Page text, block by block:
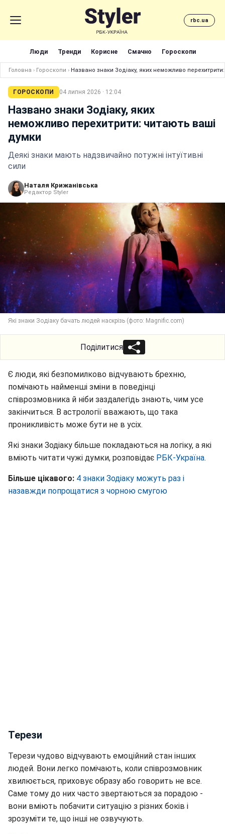
rbc.ua
Люди Тренди Корисне Смачно Гороскопи
Головна › Гороскопи › Названо знаки Зодіаку, яких неможливо
ГОРОСКОПИ 04 липня 2026 · 12:04
Названо знаки Зодіаку, яких
неможливо перехитрити: читають ваші
думки
Деякі знаки мають надзвичайно потужні інтуїтивні
сили
Наталя Крижанівська
Редактор Styler
Які знаки Зодіаку бачать людей наскрізь (фото: Magnific.com)
Поділитися
Є люди, які безпомилково відчувають брехню,
помічають найменші зміни в поведінці
співрозмовника й ніби заздалегідь знають, чим усе
закінчиться. В астрології вважають, що така
проникливість може бути не в усіх.
Які знаки Зодіаку більше покладаються на логіку, а які
вміють читати чужі думки, розповідає РБК-Україна.
Більше цікавого: 4 знаки Зодіаку можуть раз і
назавжди попрощатися з чорною смугою
Терези
Терези чудово відчувають емоційний стан інших
людей. Вони легко помічають, коли співрозмовник
хвилюється, приховує образу або говорить не все.
Саме тому до них часто звертаються за порадою -
вони вміють побачити ситуацію з різних боків і
зрозуміти те, що інші не озвучують.